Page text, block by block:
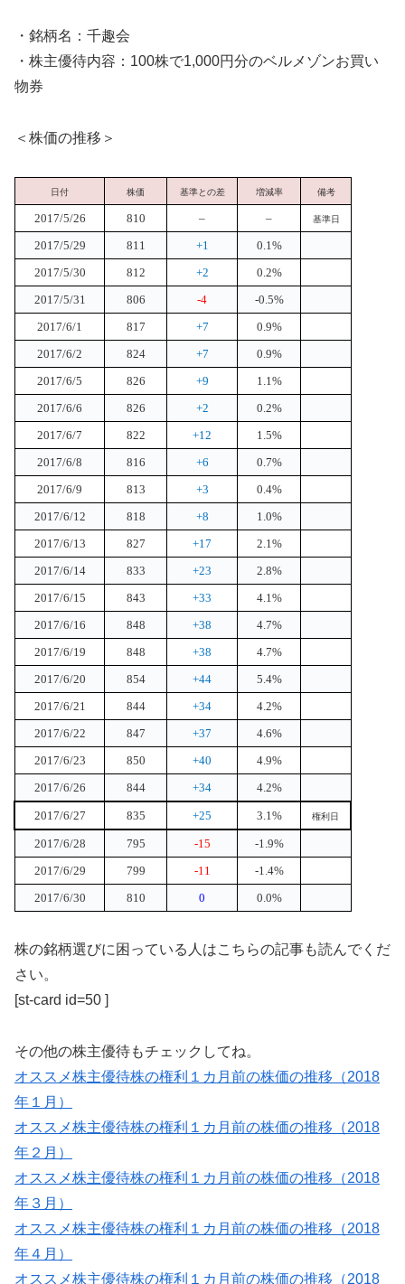
・銘柄名：千趣会
・株主優待内容：100株で1,000円分のベルメゾンお買い
物券
＜株価の推移＞
日付 株価 基準との差 増減率 備考
2017/5/26 810 – – 基準日
2017/5/29 811 +1
0.1%
2017/5/30
812 +2
0.2%
2017/5/31
806 -4
-0.5%
2017/6/1
817 +7
0.9%
2017/6/2
824 +7
0.9%
2017/6/5
826 +9
1.1%
2017/6/6
826 +2
0.2%
2017/6/7
822 +12
1.5%
2017/6/8
816 +6
0.7%
2017/6/9
813 +3
0.4%
2017/6/12
818 +8
1.0%
2017/6/13
827 +17
2.1%
2017/6/14
833 +23
2.8%
2017/6/15
843 +33
4.1%
2017/6/16
848 +38
4.7%
2017/6/19
848 +38
4.7%
2017/6/20
854 +44
5.4%
2017/6/21
844 +34
4.2%
2017/6/22
847 +37
4.6%
2017/6/23
850 +40
4.9%
2017/6/26
844 +34 4.2%
2017/6/27 835 +25 3.1% 権利日
2017/6/28 795 -15
-1.9%
2017/6/29
799 -11
-1.4%
2017/6/30
810 0 0.0%
株の銘柄選びに困っている人はこちらの記事も読んでくだ
さい。
[st-card id=50 ]
その他の株主優待もチェックしてね。
オススメ株主優待株の権利１カ月前の株価の推移（2018
年１月）
オススメ株主優待株の権利１カ月前の株価の推移（2018
年２月）
オススメ株主優待株の権利１カ月前の株価の推移（2018
年３月）
オススメ株主優待株の権利１カ月前の株価の推移（2018
年４月）
オススメ株主優待株の権利１カ月前の株価の推移（2018